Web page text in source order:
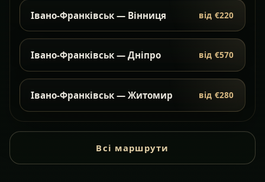
Івано-Франківськ — Вінниця від €220
Івано-Франківськ — Дніпро від €570
Івано-Франківськ — Житомир від €280
Всі маршрути